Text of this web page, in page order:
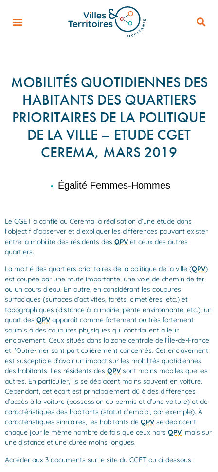
MOBILITÉS QUOTIDIENNES DES
HABITANTS DES QUARTIERS
PRIORITAIRES DE LA POLITIQUE
DE LA VILLE – ETUDE CGET
CEREMA, MARS 2019
• Égalité Femmes-Hommes
Le CGET a confié au Cerema la réalisation d’une étude dans
l’objectif d’observer et d’expliquer les différences pouvant exister
entre la mobilité des résidents des QPV et ceux des autres
quartiers.
La moitié des quartiers prioritaires de la politique de la ville (QPV)
est coupée par une route importante, une voie de chemin de fer
ou un cours d’eau. En outre, en considérant les coupures
surfaciques (surfaces d’activités, forêts, cimetières, etc.) et
topographiques (distance à la mairie, pente environnante, etc.), un
quart des QPV apparaît comme fortement ou très fortement
soumis à des coupures physiques qui contribuent à leur
enclavement. Ceux situés dans la zone centrale de l’Île-de-France
et l’Outre-mer sont particulièrement concernés. Cet enclavement
est susceptible d’avoir un impact sur les mobilités quotidiennes
des habitants. Les résidents des QPV sont moins mobiles que les
autres. En particulier, ils se déplacent moins souvent en voiture.
Cependant, cet écart est principalement dû à des différences
d’accès à la voiture (possession du permis et d’une voiture) et de
caractéristiques des habitants (statut d’emploi, par exemple). À
caractéristiques similaires, les habitants de QPV se déplacent
chaque jour le même nombre de fois que ceux hors QPV, mais sur
une distance et une durée moins longues.
Accéder aux 3 documents sur le site du CGET ou ci-dessous :